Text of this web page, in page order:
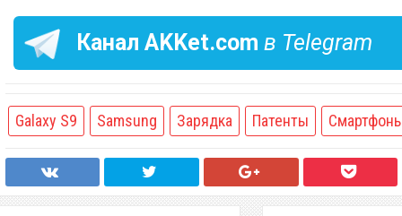
Канал AKKet.com в Telegram
Galaxy S9 Samsung Зарядка Патенты